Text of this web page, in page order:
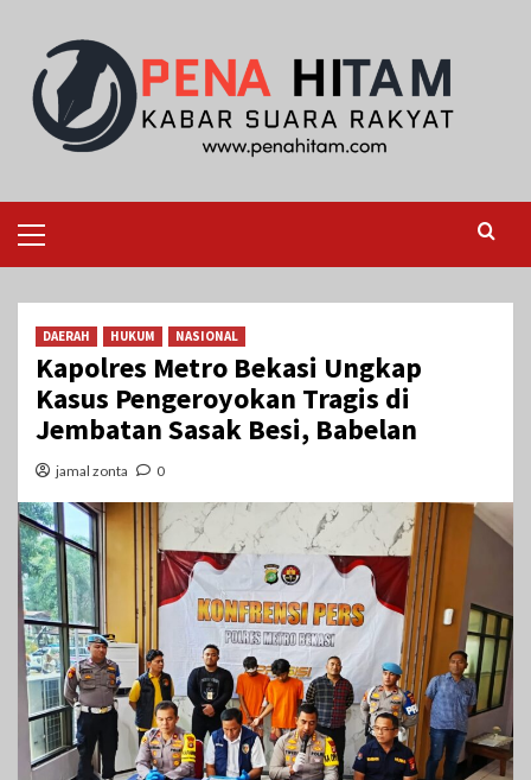
content
Menu
DAERAH HUKUM NASIONAL
Kapolres Metro Bekasi Ungkap
Kasus Pengeroyokan Tragis di
Jembatan Sasak Besi, Babelan
jamal zonta 0